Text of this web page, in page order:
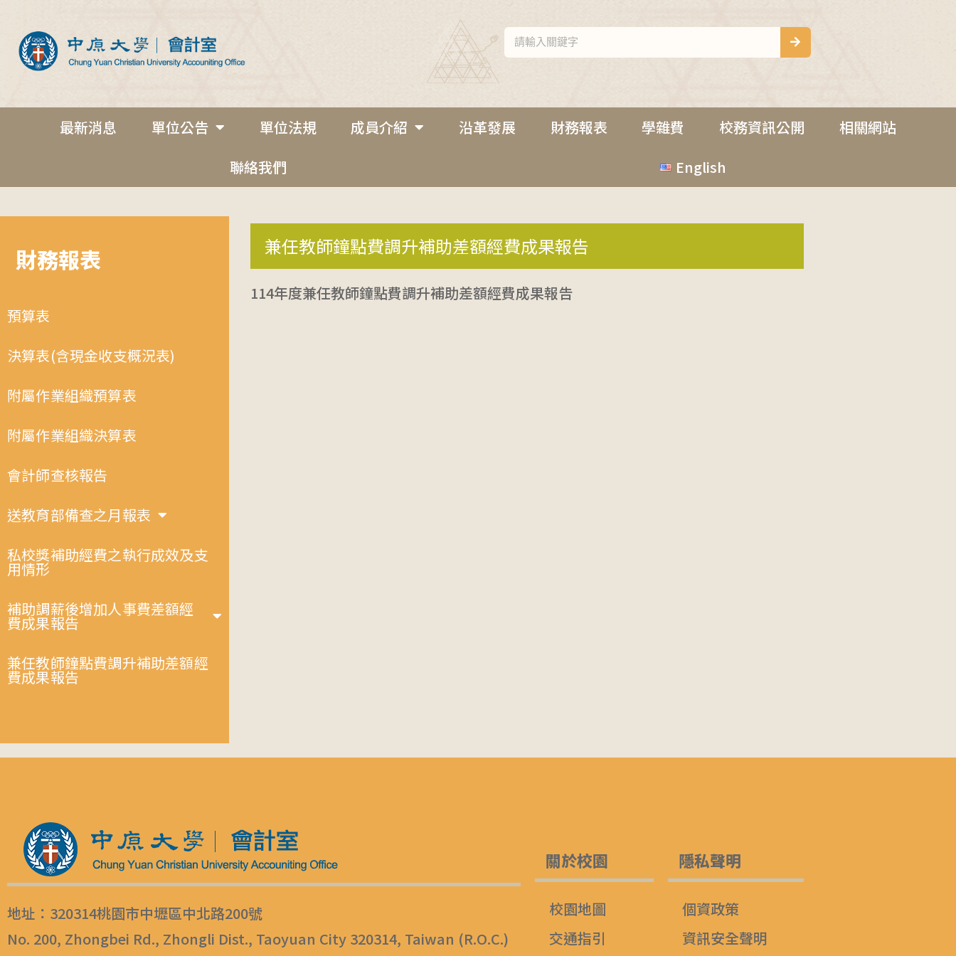
最新消息 單位公告 單位法規 成員介紹 沿革發展 財務報表 學雜費 校務資訊公開
相關網站
聯絡我們
English
財務報表
預算表
決算表(含現金收支概況表)
附屬作業組織預算表
附屬作業組織決算表
會計師查核報告
送教育部備查之月報表
私校獎補助經費之執行成效及支
用情形
補助調薪後增加人事費差額經
費成果報告
兼任教師鐘點費調升補助差額經
費成果報告
兼任教師鐘點費調升補助差額經費成果報告
114年度兼任教師鐘點費調升補助差額經費成果報告
地址：320314桃園市中壢區中北路200號
No. 200, Zhongbei Rd., Zhongli Dist., Taoyuan City 320314, Taiwan (R.O.C.)
關於校園
校園地圖
交通指引
隱私聲明
個資政策
資訊安全聲明